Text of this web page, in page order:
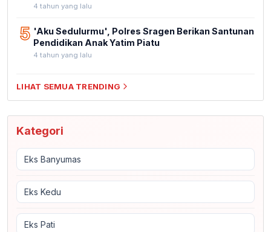
4 tahun yang lalu
5 'Aku Sedulurmu', Polres Sragen Berikan Santunan
Pendidikan Anak Yatim Piatu
4 tahun yang lalu
LIHAT SEMUA TRENDING
Kategori
Eks Banyumas
Eks Kedu
Eks Pati